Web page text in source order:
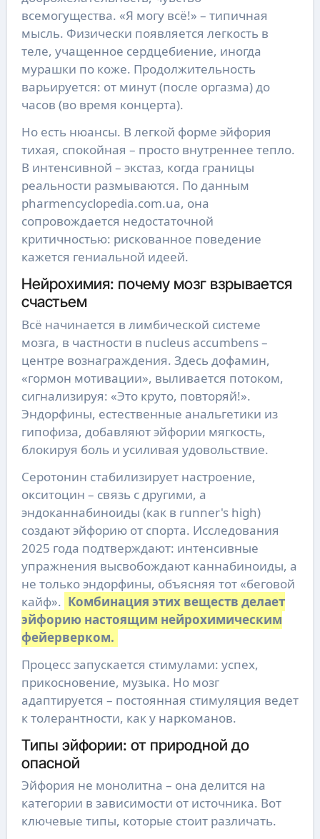
всемогущества. «Я могу всё!» – типичная
мысль. Физически появляется легкость в
теле, учащенное сердцебиение, иногда
мурашки по коже. Продолжительность
варьируется: от минут (после оргазма) до
часов (во время концерта).
Но есть нюансы. В легкой форме эйфория
тихая, спокойная – просто внутреннее тепло.
В интенсивной – экстаз, когда границы
реальности размываются. По данным
pharmencyclopedia.com.ua, она
сопровождается недостаточной
критичностью: рискованное поведение
кажется гениальной идеей.
Нейрохимия: почему мозг взрывается
счастьем
Всё начинается в лимбической системе
мозга, в частности в nucleus accumbens –
центре вознаграждения. Здесь дофамин,
«гормон мотивации», выливается потоком,
сигнализируя: «Это круто, повторяй!».
Эндорфины, естественные анальгетики из
гипофиза, добавляют эйфории мягкость,
блокируя боль и усиливая удовольствие.
Серотонин стабилизирует настроение,
окситоцин – связь с другими, а
эндоканнабиноиды (как в runner's high)
создают эйфорию от спорта. Исследования
2025 года подтверждают: интенсивные
упражнения высвобождают каннабиноиды, а
не только эндорфины, объясняя тот «беговой
кайф». Комбинация этих веществ делает
эйфорию настоящим нейрохимическим
фейерверком.
Процесс запускается стимулами: успех,
прикосновение, музыка. Но мозг
адаптируется – постоянная стимуляция ведет
к толерантности, как у наркоманов.
Типы эйфории: от природной до
опасной
Эйфория не монолитна – она делится на
категории в зависимости от источника. Вот
ключевые типы, которые стоит различать.